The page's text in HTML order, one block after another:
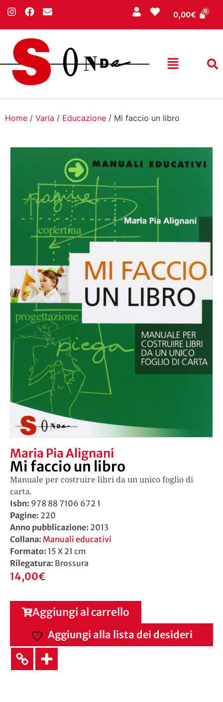
0,00€
Home / Varia / Educazione / Mi faccio un libro
Maria Pia Alignani
Mi faccio un libro
Manuale per costruire libri da un unico foglio di
carta.
Isbn: 978 88 7106 672 1
Pagine: 220
Anno pubblicazione: 2013
Collana: Manuali educativi
Formato: 15 X 21 cm
Rilegatura: Brossura
14,00€
Aggiungi al carrello
Aggiungi alla lista dei desideri